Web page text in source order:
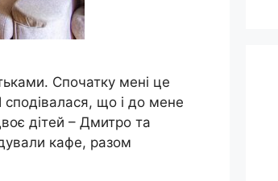
Спочатку мені це
що і до мене
дітей – Дмитро та
кафе, разом